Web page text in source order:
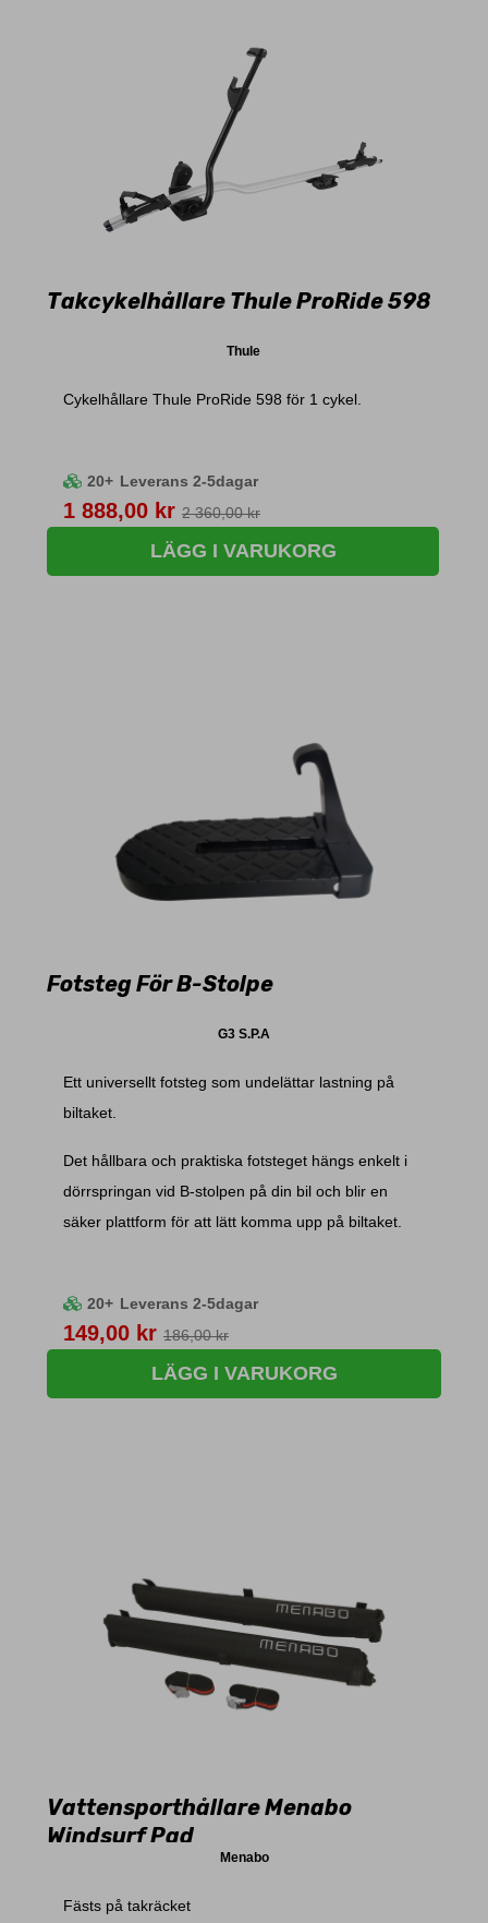
Takcykelhållare Thule ProRide 598
Thule
Cykelhållare Thule ProRide 598 för 1 cykel.
20+ Leverans 2-5dagar
Pris
1 888,00 kr 2 360,00 kr
LÄGG I VARUKORG
Fotsteg För B-Stolpe
G3 S.P.A
Ett universellt fotsteg som undelättar lastning på
biltaket.
Det hållbara och praktiska fotsteget hängs enkelt i
dörrspringan vid B-stolpen på din bil och blir en
säker plattform för att lätt komma upp på biltaket.
20+ Leverans 2-5dagar
Pris
149,00 kr 186,00 kr
LÄGG I VARUKORG
Vattensporthållare Menabo
Windsurf Pad
Menabo
Fästs på takräcket